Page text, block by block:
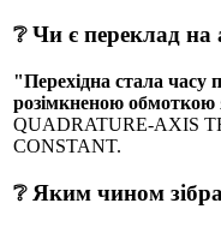
❔ Чи є переклад на
"Перехідна стала часу
розімкненою обмоткою
QUADRATURE-AXIS
CONSTANT.
❔ Яким чином